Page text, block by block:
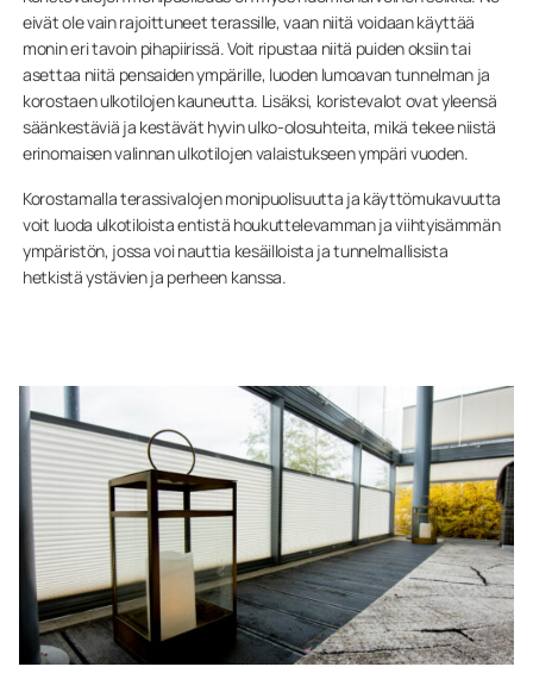
eivät ole vain rajoittuneet terassille, vaan niitä voidaan käyttää
monin eri tavoin pihapiirissä. Voit ripustaa niitä puiden oksiin tai
asettaa niitä pensaiden ympärille, luoden lumoavan tunnelman ja
korostaen ulkotilojen kauneutta. Lisäksi, koristevalot ovat yleensä
säänkestäviä ja kestävät hyvin ulko-olosuhteita, mikä tekee niistä
erinomaisen valinnan ulkotilojen valaistukseen ympäri vuoden.
Korostamalla terassivalojen monipuolisuutta ja käyttömukavuutta
voit luoda ulkotiloista entistä houkuttelevamman ja viihtyisämmän
ympäristön, jossa voi nauttia kesäilloista ja tunnelmallisista
hetkistä ystävien ja perheen kanssa.